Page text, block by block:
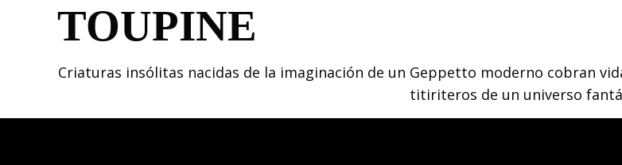
TOUPINE
Criaturas insólitas nacidas de la imaginación de un Geppetto moderno cobran
titiriteros de un universo